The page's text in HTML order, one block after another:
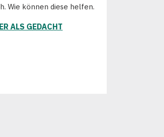
Wie können diese helfen.
ALS GEDACHT